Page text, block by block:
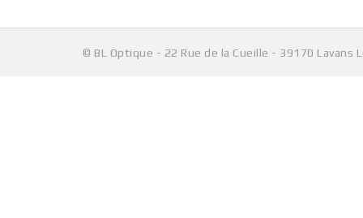
© BL Optique - 22 Rue de la Cueille - 39170